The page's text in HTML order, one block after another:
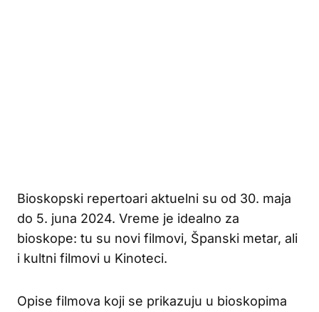
Bioskopski repertoari aktuelni su od 30. maja
do 5. juna 2024. Vreme je idealno za
bioskope: tu su novi filmovi, Španski metar, ali
i kultni filmovi u Kinoteci.
Opise filmova koji se prikazuju u bioskopima